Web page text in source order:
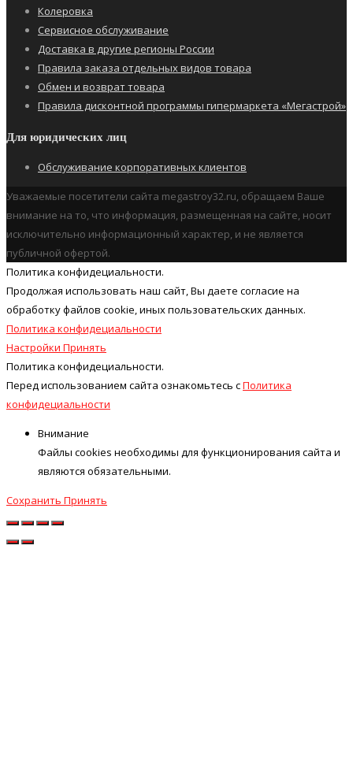
Колеровка
Сервисное обслуживание
Доставка в другие регионы России
Правила заказа отдельных видов товара
Обмен и возврат товара
Правила дисконтной программы гипермаркета «Мегастрой»
Для юридических лиц
Обслуживание корпоративных клиентов
Уважаемые посетители сайта megastroy32.ru, обращаем Ваше
внимание на то, что информация, размещенная на сайте, носит
исключительно информационный характер, и не является
публичной офертой.
Политика конфидециальности.
Продолжая использовать наш cайт, Вы даете согласие на
обработку файлов cookie, иных пользовательских данных.
Политика конфидециальности
Настройки Принять
Политика конфидециальности.
Перед использованием сайта ознакомьтесь сПолитика
конфидециальности
Внимание
Файлы cookies необходимы для функционирования сайта и
являются обязательными.
Сохранить Принять